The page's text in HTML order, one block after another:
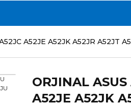
A52JE A52JK A52JR A52JT
ORJINAL
A52JE A52JK